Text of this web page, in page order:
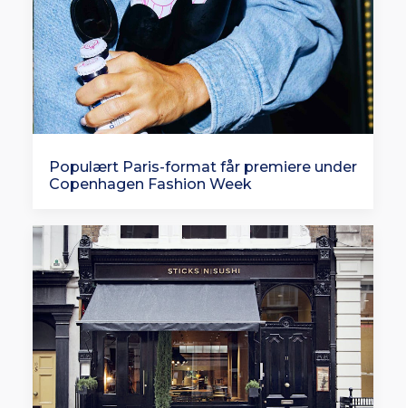
Populært Paris-format får premiere under
Copenhagen Fashion Week